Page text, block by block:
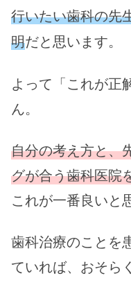
行いたい歯科の先
明だと思います。
よって「これが正
ん。
自分の考え方と、
グが合う歯科医院
これが一番良いと
歯科治療のことを
ていれば、おそら